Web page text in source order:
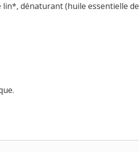
dénaturant (huile essentielle de